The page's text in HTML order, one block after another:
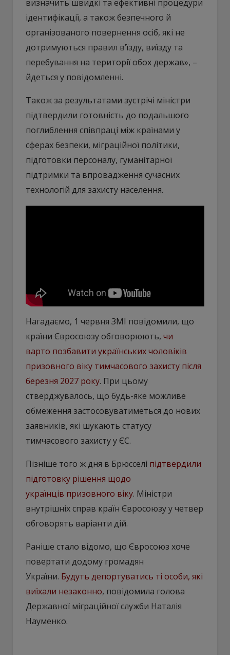
визначить швидкі та ефективні процедури
ідентифікації, а також безпечного й
організованого повернення осіб, які не
дотримуються правил в’їзду, виїзду та
перебування на території обох держав», –
йдеться у повідомленні.
Також за результатами зустрічі міністри
підтвердили готовність до подальшого
поглиблення співпраці між країнами у
сферах безпеки, міграційної політики,
підготовки персоналу, гуманітарної
підтримки та впровадження сучасних
технологій для захисту населення.
Нагадаємо, 1 червня ЗМІ повідомили, що
країни Євросоюзу обговорюють, чи
варто позбавити українських чоловіків
призовного віку тимчасового захисту після
березня 2027 року. При цьому
стверджувалось, що будь-яке можливе
обмеження застосовуватиметься до нових
заявників, які шукають статусу
тимчасового захисту у ЄС.
Пізніше того ж дня в Брюсселі підтвердили
підготовку рішення щодо
українців призовного віку. Міністри
внутрішніх справ країн Євросоюзу у четвер
обговорять варіанти дій.
Раніше стало відомо, що Євросоюз хоче
повертати додому громадян
України. Будуть депортуватись ті особи, які
виїхали незаконно, повідомила голова
Державної міграційної служби Наталія
Науменко.